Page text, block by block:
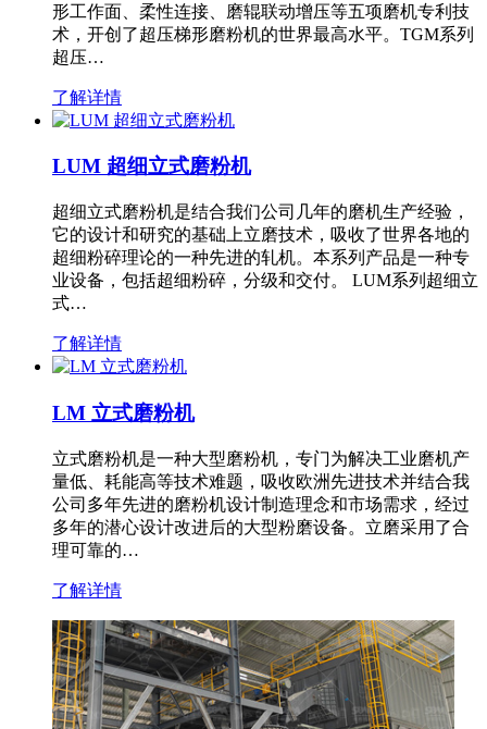
形工作面、柔性连接、磨辊联动增压等五项磨机专利技
术，开创了超压梯形磨粉机的世界最高水平。TGM系列
超压…
了解详情
LUM 超细立式磨粉机
超细立式磨粉机是结合我们公司几年的磨机生产经验，
它的设计和研究的基础上立磨技术，吸收了世界各地的
超细粉碎理论的一种先进的轧机。本系列产品是一种专
业设备，包括超细粉碎，分级和交付。 LUM系列超细立
式…
了解详情
LM 立式磨粉机
立式磨粉机是一种大型磨粉机，专门为解决工业磨机产
量低、耗能高等技术难题，吸收欧洲先进技术并结合我
公司多年先进的磨粉机设计制造理念和市场需求，经过
多年的潜心设计改进后的大型粉磨设备。立磨采用了合
理可靠的…
了解详情